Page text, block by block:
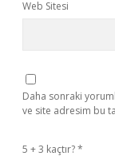
Web Sitesi
Daha sonraki
ve site adresim bu
5 + 3 kaçtır?*